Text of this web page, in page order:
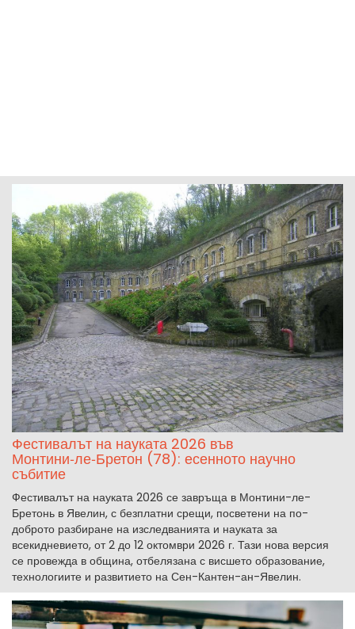
Фестивалът на науката 2026 във
Монтини‑ле‑Бретон (78): есенното научно
събитие
Фестивалът на науката 2026 се завръща в Монтини-ле-
Бретонь в Явелин, с безплатни срещи, посветени на по-
доброто разбиране на изследванията и науката за
всекидневието, от 2 до 12 октомври 2026 г. Тази нова версия
се провежда в община, отбелязана с висшето образование,
технологиите и развитието на Сен-Кантен-ан-Явелин.